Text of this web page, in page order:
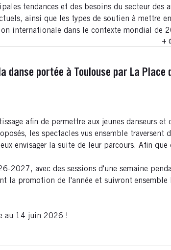
tendances et des besoins du secteur des
ainsi que les types de soutien à mettre
internationale dans le contexte mondial de
+
portée à Toulouse par La Place
afin de permettre aux jeunes danseurs et
les spectacles vus ensemble traversent
envisager la suite de leur parcours. Afin que
avec des sessions d'une semaine
la promotion de l'année et suivront ensemble
au 14 juin 2026 !